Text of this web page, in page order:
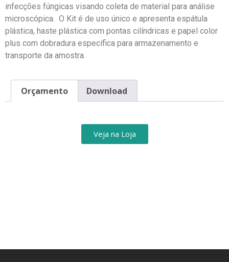
infecções fúngicas visando coleta de material para análise
microscópica. O Kit é de uso único e apresenta espátula
plástica, haste plástica com pontas cilíndricas e papel color
plus com dobradura específica para armazenamento e
transporte da amostra.
Orçamento Download
Veja na Loja